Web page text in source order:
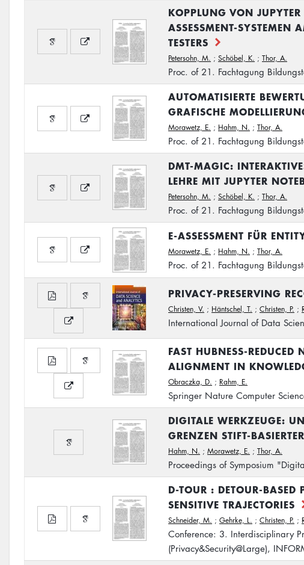
KOPPLUNG VON
ASSESSMENT-SYSTEMEN
TESTERS
Petersohn, M. ; Schöbel, K. ; Thor, A.
Proc. of 21. Fachtagung
AUTOMATISIERTE
GRAFISCHE
Morawetz, E. ; Hahm, N. ; Thor, A.
Proc. of 21. Fachtagung
DMT-MAGIC:
LEHRE MIT JUPYTER
Petersohn, M. ; Schöbel, K. ; Thor, A.
Proc. of 21. Fachtagung
E-ASSESSMENT FÜR
Morawetz, E. ; Hahm, N. ; Thor, A.
Proc. of 21. Fachtagung
PRIVACY-PRESERVING
Christen, V. ; Häntschel, T. ; Christen, P. ;
International Journal of Data
FAST HUBNESS-REDUCED
ALIGNMENT IN
Obraczka, D. ; Rahm, E.
Springer Nature Computer
DIGITALE WERKZEUGE:
GRENZEN STIFT-
Hahm, N. ; Morawetz, E. ; Thor, A.
Proceedings of Symposium
D-TOUR : DETOUR-BASED
SENSITIVE TRAJECTORIES
Schneider, M. ; Gehrke, L. ; Christen, P. ;
Conference: 3. Interdisciplinary
(Privacy&Security@Large),